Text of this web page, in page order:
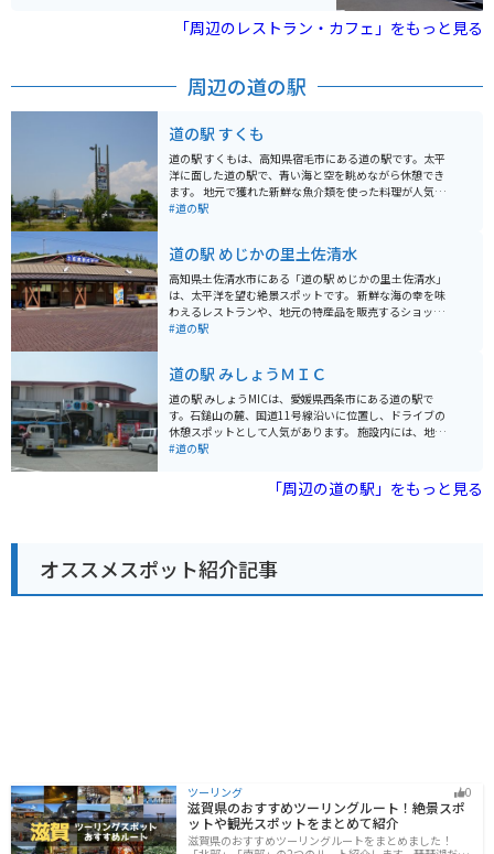
なわら焼きタタキを体験できます。「周辺のレストラン・カフェ」をもっと見る
周辺の道の駅
道の駅 すくも
道の駅 すくもは、高知県宿毛市にある道の駅です。太平
洋に面した道の駅で、青い海と空を眺めながら休憩でき
ます。 地元で獲れた新鮮な魚介類を使った料理が人気
で、特にカツオのたたきは絶品です。お土産には、土佐
走るルートがおすすめです。太平洋の雄大な景色を楽し
みながら、ツーリングを楽しめます。道の駅には、バイ
クスタンドや休憩スペースも用意されているので安心で
す。
#道の駅
道の駅 めじかの里土佐清水
高知県土佐清水市にある「道の駅 めじかの里土佐清水」
は、太平洋を望む絶景スポットです。 新鮮な海の幸を味
わえるレストランや、地元の特産品を販売するショップ
が人気です。 カツオのたたきや、清水サバなど、土佐清
で訪れる場合、道の駅から海岸線沿いを走ると、太平洋
の雄大な景色を眺めながらツーリングを楽しめます。 駐
車場も広く、休憩場所としても最適です。 訪れた際は、
ぜひ「ジョン万次郎資料館」にも立ち寄ってみてくださ
い。 幕末に土佐清水からアメリカに渡ったジョン万次郎
#道の駅
道の駅 みしょうＭＩＣ
道の駅 みしょうMICは、愛媛県西条市にある道の駅で
す。石鎚山の麓、国道11号線沿いに位置し、ドライブの
休憩スポットとして人気があります。 施設内には、地元
の特産品を販売するショップやレストランがあり、愛媛
ったジュースやスイーツはおすすめです。また、石鎚山
系から湧き出るミネラル豊富な水が自慢で、無料で給水
ポットも点在しています。自然豊かな環境で、リフレッ
シュできること間違いなしです。
#道の駅
「周辺の道の駅」をもっと見る
オススメスポット紹介記事
ツーリング 0
滋賀県のおすすめツーリングルート！絶景スポ
ットや観光スポットをまとめて紹介
滋賀県のおすすめツーリングルートをまとめました！